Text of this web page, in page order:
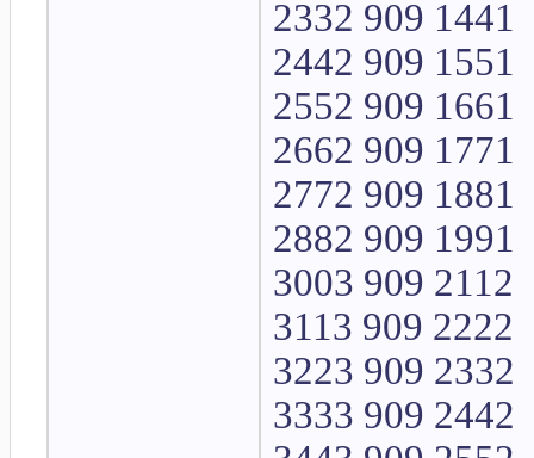
2332 909 1441
2442 909 1551
2552 909 1661
2662 909 1771
2772 909 1881
2882 909 1991
3003 909 2112
3113 909 2222
3223 909 2332
3333 909 2442